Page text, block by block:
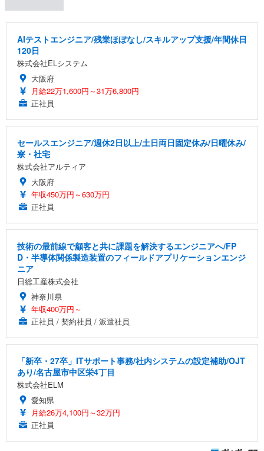
AIテストエンジニア/残業ほぼなし/スキルアップ支援/年間休日
120日
株式会社ELシステム
大阪府
月給22万1,600円～31万6,800円
正社員
セールスエンジニア/週休2日以上/土日両日固定休み/日曜休み/
寮・社宅
株式会社アルティア
大阪府
年収450万円～630万円
正社員
技術の最前線で顧客と共に課題を解決するエンジニアへ/FP
D・半導体関係製造装置のフィールドアプリケーションエンジ
ニア
日総工産株式会社
神奈川県
年収400万円～
正社員 / 契約社員 / 派遣社員
「新卒・27卒」ITサポート事務/社内システムの設定補助/OJT
あり/名古屋市中区栄4丁目
株式会社ELM
愛知県
月給26万4,100円～32万円
正社員